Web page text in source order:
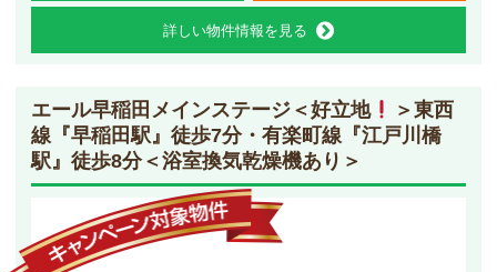
詳しい物件情報を見る
エール早稲田メインステージ ＜好立地
＞東西
線『早稲田駅』徒歩7分・有楽町線『江戸川橋
駅』徒歩8分＜浴室換気乾燥機あり＞